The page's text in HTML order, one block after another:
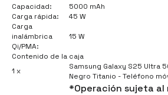
Capacidad:
5000 mAh
Carga rápida:
45 W
Carga
inalámbrica
Qi/PMA:
15 W
Contenido de la caja
1 x
Samsung Galaxy S25 Ultra
Negro Titanio - Teléfono
*Operación sujeta al